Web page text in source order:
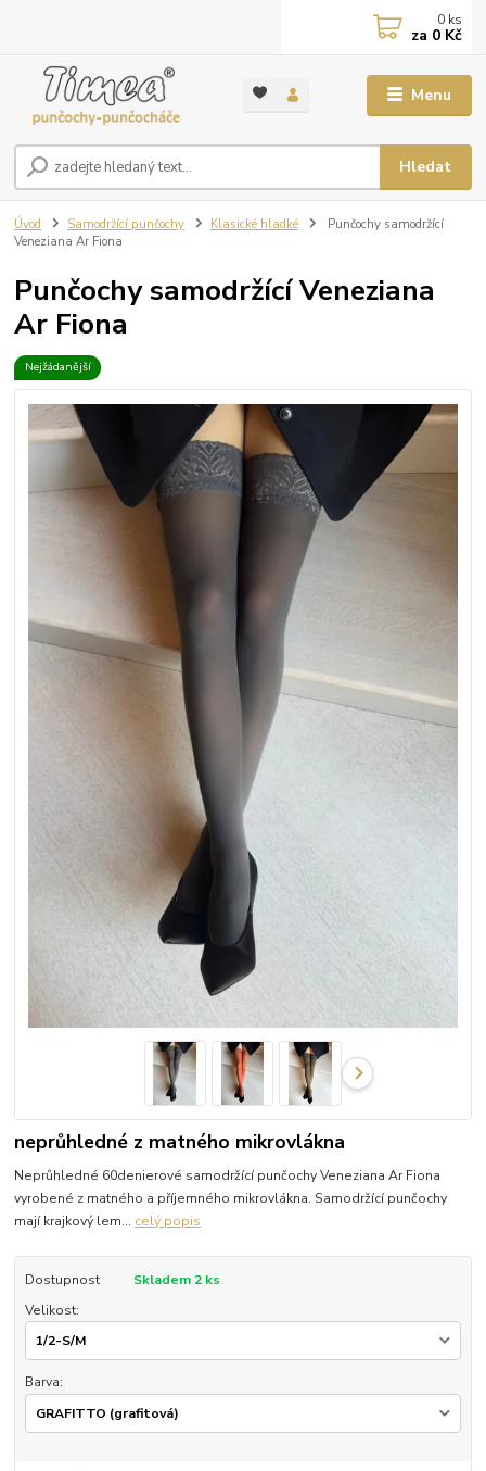
Menu
Hledat
0 ks
za 0 Kč
Úvod Samodržící punčochy Klasické hladké
Punčochy samodržící
Veneziana Ar Fiona
Punčochy samodržící Veneziana
Ar Fiona
Nejžádanější
neprůhledné z matného mikrovlákna
Neprůhledné 60denierové samodržící punčochy Veneziana Ar Fiona
vyrobené z matného a příjemného mikrovlákna. Samodržící punčochy
mají krajkový lem... celý popis
Dostupnost
Skladem 2 ks
Velikost:
Barva: